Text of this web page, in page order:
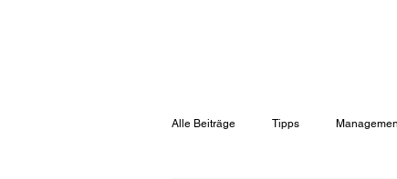
Alle Beiträge Tipps